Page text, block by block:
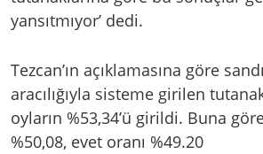
yansıtmıyor’ dedi.
Tezcan’ın açıklamasına göre
aracılığıyla sisteme girilen
oyların %53,34’ü girildi. Buna
%50,08, evet oranı %49.20